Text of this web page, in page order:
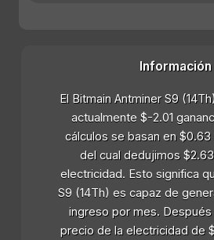
Información
El Bitmain Antminer S9
actualmente $-2.01
cálculos se basan en
del cual dedujimos
electricidad. Esto significa
S9 (14Th) es capaz de
ingreso por mes.
precio de la electricidad de